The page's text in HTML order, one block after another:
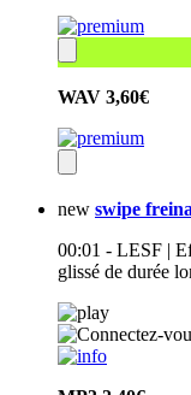
WAV 3,60€
new swipe
00:01 - LESF |
glissé de durée